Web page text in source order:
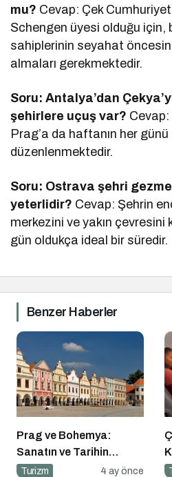
mu? Cevap: Çek
Schengen üyesi olduğu
sahiplerinin seyahat
almaları gerekmektedir.
Soru: Antalya’dan
şehirlere uçuş var? Cevap:
Prag’a da haftanın her
düzenlenmektedir.
Soru: Ostrava şehri
yeterlidir? Cevap: Şehrin
merkezini ve yakın
gün oldukça ideal bir süredir.
Benzer Haberler
Prag ve Bohemya:
Sanatın ve Tarihin
Kesiştiği Coğrafya
Turizm 4 ay önce